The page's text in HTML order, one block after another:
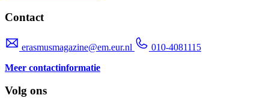
Contact
erasmusmagazine@em.eur.nl
010-4081115
Meer contactinformatie
Volg ons